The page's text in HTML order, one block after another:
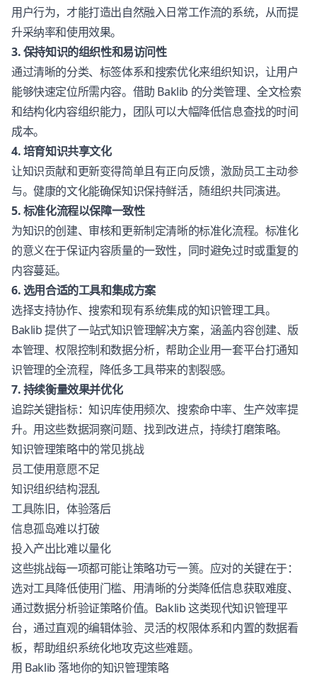
用户行为，才能打造出自然融入日常工作流的系统，从而提
升采纳率和使用效果。
3. 保持知识的组织性和易访问性
通过清晰的分类、标签体系和搜索优化来组织知识，让用户
能够快速定位所需内容。借助 Baklib 的分类管理、全文检索
和结构化内容组织能力，团队可以大幅降低信息查找的时间
成本。
4. 培育知识共享文化
让知识贡献和更新变得简单且有正向反馈，激励员工主动参
与。健康的文化能确保知识保持鲜活，随组织共同演进。
5. 标准化流程以保障一致性
为知识的创建、审核和更新制定清晰的标准化流程。标准化
的意义在于保证内容质量的一致性，同时避免过时或重复的
内容蔓延。
6. 选用合适的工具和集成方案
选择支持协作、搜索和现有系统集成的知识管理工具。
Baklib 提供了一站式知识管理解决方案，涵盖内容创建、版
本管理、权限控制和数据分析，帮助企业用一套平台打通知
识管理的全流程，降低多工具带来的割裂感。
7. 持续衡量效果并优化
追踪关键指标：知识库使用频次、搜索命中率、生产效率提
升。用这些数据洞察问题、找到改进点，持续打磨策略。
知识管理策略中的常见挑战
员工使用意愿不足
知识组织结构混乱
工具陈旧，体验落后
信息孤岛难以打破
投入产出比难以量化
这些挑战每一项都可能让策略功亏一篑。应对的关键在于：
选对工具降低使用门槛、用清晰的分类降低信息获取难度、
通过数据分析验证策略价值。Baklib 这类现代知识管理平
台，通过直观的编辑体验、灵活的权限体系和内置的数据看
板，帮助组织系统化地攻克这些难题。
用 Baklib 落地你的知识管理策略